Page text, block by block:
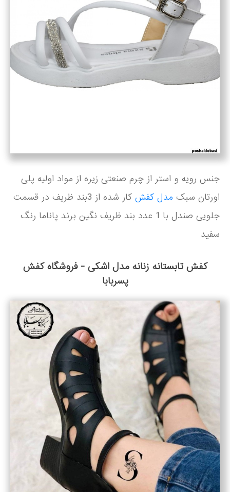
جنس رویه و استر از چرم صنعتی زیره از مواد اولیه پلی
اورتان سبک مدل کفش
کار شده از 3بند ظریف در قسمت
جلویی صندل با 1 عدد بند ظریف نگین برند پاناما رنگ
سفید
کفش تابستانه زنانه مدل اشکی - فروشگاه کفش
پسربابا